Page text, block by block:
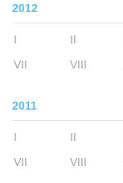
2012
I II
VII
VIII
2011
I II
VII
VIII